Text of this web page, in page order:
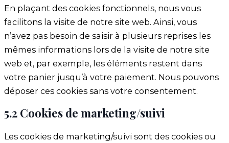
En plaçant des cookies fonctionnels, nous vous
facilitons la visite de notre site web. Ainsi, vous
n’avez pas besoin de saisir à plusieurs reprises les
mêmes informations lors de la visite de notre site
web et, par exemple, les éléments restent dans
votre panier jusqu’à votre paiement. Nous pouvons
déposer ces cookies sans votre consentement.
5.2 Cookies de marketing/suivi
Les cookies de marketing/suivi sont des cookies ou